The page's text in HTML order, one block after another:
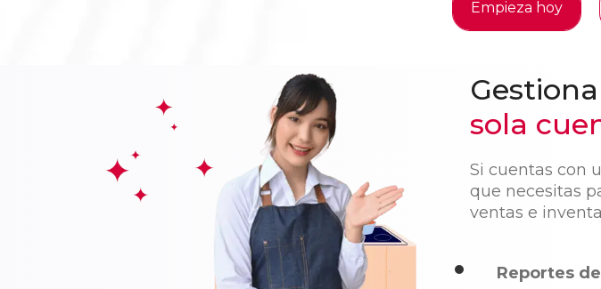
Empieza hoy
sola
Si cuentas con
que necesitas
ventas e
Reportes